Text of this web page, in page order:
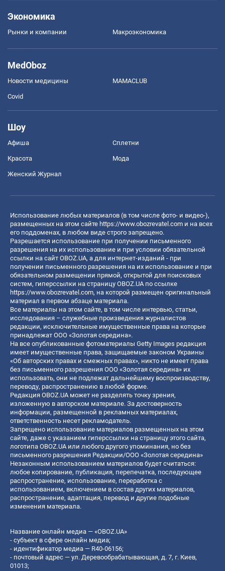
Экономика
Рынки и компании Mакроэкономика
MedOboz
Новости медицины MAMACLUB
Covid
Шоу
Афиша Сплетни
Красота Мода
Женский Журнал
Использование любых материалов (в том числе фото- и видео-),
размещенных на этом сайте https://www.obozrevatel.com и на всех
его поддоменах, в любом виде строго запрещено.
Разрешается использование при получении письменного
разрешения на их использование и при условии обязательной
ссылки на сайт OBOZ.UA, а для интернет-изданий - при
получении письменного разрешения на их использование и при
обязательном размещении прямой, открытой для поисковых
систем, гиперссылки на страницу OBOZ.UA по ссылке
https://www.obozrevatel.com, на которой размещен оригинальный
материал в первом абзаце материала.
Все материалы на этом сайте, в том числе интервью, статьи,
исследования – служебные произведения журналистов
редакции, исключительные имущественные права на которые
принадлежат ООО «Золотая середина».
На все опубликованные фотоматериалы Getty Images редакция
имеет имущественные права, защищаемые законом Украины
«Об авторских правах и смежных правах», никто не имеет права
без письменного разрешения ООО «Золотая середина» их
использовать, они не подлежат дальнейшему воспроизводству,
переводу, распространению в любой форме.
Редакция OBOZ.UA может не разделять точку зрения,
изложенную в авторском материале. За достоверность
информации, размещенной в рекламных материалах,
ответственность несет рекламодатель.
Запрещено использование материалов размещенных на этом
сайте, даже с указанием гиперссылки на страницу этого сайта,
логотипа OBOZ.UA или любого другого упоминания, но без
письменного разрешения Редакции/ООО «Золотая середина»
Незаконным использованием материалов будет считаться:
любое копирование, публикация, перепечатка, последующее
распространение, использование, переработка с
использованием, включением в состав других материалов,
распространение, адаптация, перевод и другие подобные
изменения материала.
Название онлайн медиа — «OBOZ.UA»
- субъект в сфере онлайн медиа;
- идентификатор медиа — R40-06156;
- почтовый адрес — ул. Деревообрабатывающая, д. 7, г. Киев,
01013;